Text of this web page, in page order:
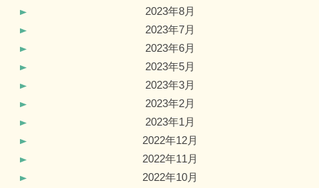
2023年8月
2023年7月
2023年6月
2023年5月
2023年3月
2023年2月
2023年1月
2022年12月
2022年11月
2022年10月